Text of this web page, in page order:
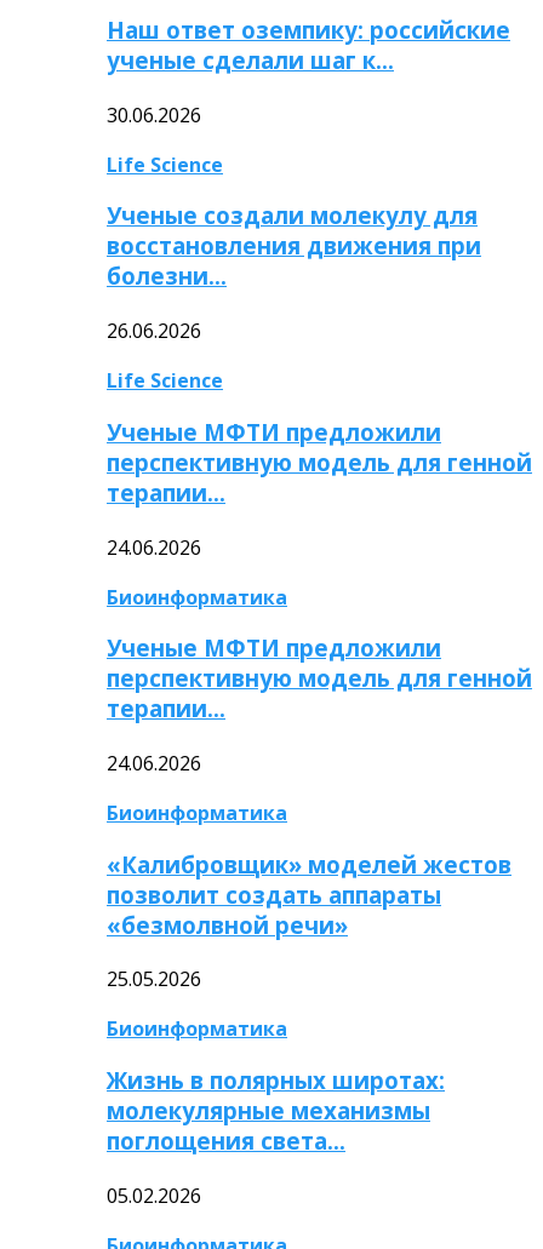
Наш ответ оземпику: российские
ученые сделали шаг к…
30.06.2026
Life Science
Ученые создали молекулу для
восстановления движения при
болезни…
26.06.2026
Life Science
Ученые МФТИ предложили
перспективную модель для генной
терапии…
24.06.2026
Биоинформатика
Ученые МФТИ предложили
перспективную модель для генной
терапии…
24.06.2026
Биоинформатика
«Калибровщик» моделей жестов
позволит создать аппараты
«безмолвной речи»
25.05.2026
Биоинформатика
Жизнь в полярных широтах:
молекулярные механизмы
поглощения света…
05.02.2026